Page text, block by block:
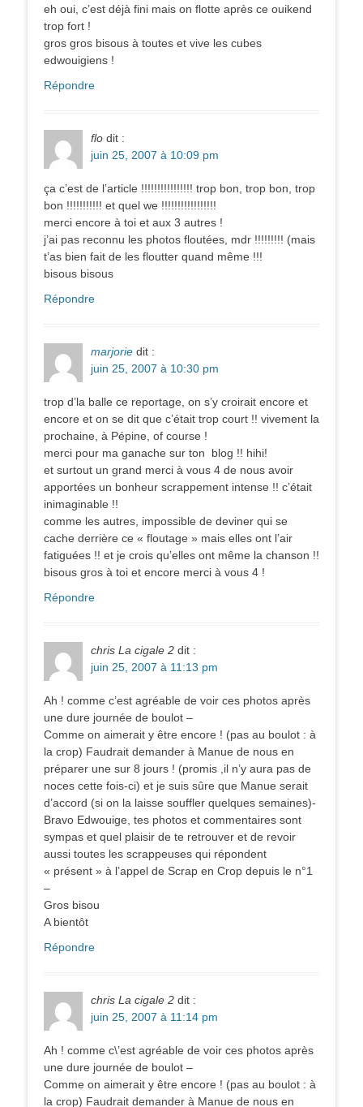
eh oui, c’est déjà fini mais on flotte après ce ouikend
trop fort !
gros gros bisous à toutes et vive les cubes
edwouigiens !
Répondre
flo dit :
juin 25, 2007 à 10:09 pm
ça c’est de l’article !!!!!!!!!!!!!!!! trop bon, trop bon, trop
bon !!!!!!!!!!! et quel we !!!!!!!!!!!!!!!!!
merci encore à toi et aux 3 autres !
j’ai pas reconnu les photos floutées, mdr !!!!!!!!! (mais
t’as bien fait de les floutter quand même !!!
bisous bisous
Répondre
marjorie dit :
juin 25, 2007 à 10:30 pm
trop d’la balle ce reportage, on s’y croirait encore et
encore et on se dit que c’était trop court !! vivement la
prochaine, à Pépine, of course !
merci pour ma ganache sur ton blog !! hihi!
et surtout un grand merci à vous 4 de nous avoir
apportées un bonheur scrappement intense !! c’était
inimaginable !!
comme les autres, impossible de deviner qui se
cache derrière ce « floutage » mais elles ont l’air
fatiguées !! et je crois qu’elles ont même la chanson !!
bisous gros à toi et encore merci à vous 4 !
Répondre
chris La cigale 2 dit :
juin 25, 2007 à 11:13 pm
Ah ! comme c’est agréable de voir ces photos après
une dure journée de boulot –
Comme on aimerait y être encore ! (pas au boulot : à
la crop) Faudrait demander à Manue de nous en
préparer une sur 8 jours ! (promis ,il n’y aura pas de
noces cette fois-ci) et je suis sûre que Manue serait
d’accord (si on la laisse souffler quelques semaines)-
Bravo Edwouige, tes photos et commentaires sont
sympas et quel plaisir de te retrouver et de revoir
aussi toutes les scrappeuses qui répondent
« présent » à l’appel de Scrap en Crop depuis le n°1
–
Gros bisou
A bientôt
Répondre
chris La cigale 2 dit :
juin 25, 2007 à 11:14 pm
Ah ! comme c\’est agréable de voir ces photos après
une dure journée de boulot –
Comme on aimerait y être encore ! (pas au boulot : à
la crop) Faudrait demander à Manue de nous en